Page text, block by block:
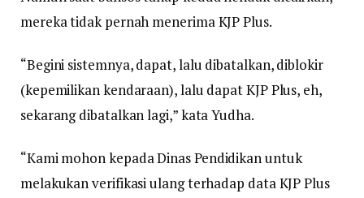
mereka tidak pernah menerima KJP Plus.
“Begini sistemnya, dapat, lalu dibatalkan, diblokir
(kepemilikan kendaraan), lalu dapat KJP Plus, eh,
sekarang dibatalkan lagi,” kata Yudha.
“Kami mohon kepada Dinas Pendidikan untuk
melakukan verifikasi ulang terhadap data KJP Plus